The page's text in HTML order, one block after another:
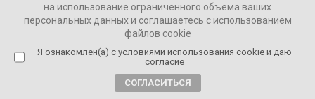
Жительница Германии рассказала, как
изменилась жизнь из-за СВО:
«Прощайтесь со своими иллюзиями, что
здесь рай»
на использование ограниченного объема ваших
персональных данных и соглашаетесь с использованием
файлов cookie
Я ознакомлен(а) с условиями использования cookie и даю
согласие
СОГЛАСИТЬСЯ